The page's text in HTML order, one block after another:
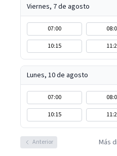
Viernes, 7 de agosto
07:00
10:15
Lunes, 10 de agosto
07:00
10:15
Anterior Más